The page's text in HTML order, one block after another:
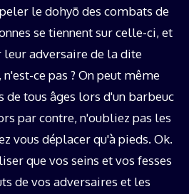
le dohyō des combats de
se tiennent sur celle-ci, et
adversaire de la dite
ce pas ? On peut même
de tous âges lors d'un barbeuc
par contre, n'oubliez pas les
vous déplacer qu'à pieds. Ok.
que vos seins et vos fesses
de vos adversaires et les